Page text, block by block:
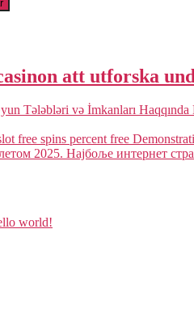
att utforska
Tələbləri və İmkanları Haqqında
free spins percent free
2025. Најбоље интернет
world!